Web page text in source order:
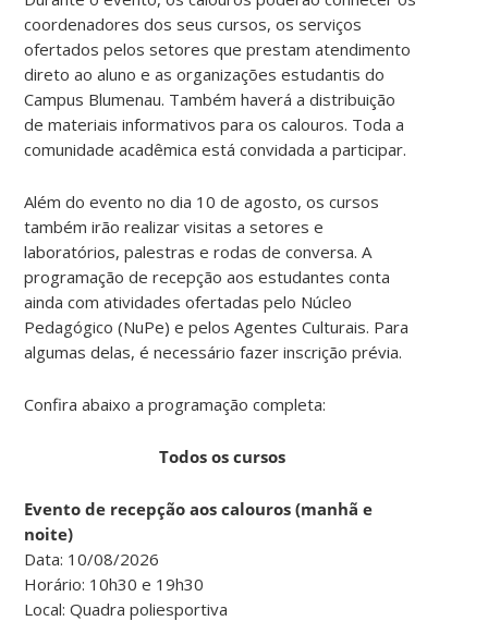
coordenadores dos seus cursos, os serviços
ofertados pelos setores que prestam atendimento
direto ao aluno e as organizações estudantis do
Campus Blumenau. Também haverá a distribuição
de materiais informativos para os calouros. Toda a
comunidade acadêmica está convidada a participar.
Além do evento no dia 10 de agosto, os cursos
também irão realizar visitas a setores e
laboratórios, palestras e rodas de conversa. A
programação de recepção aos estudantes conta
ainda com atividades ofertadas pelo Núcleo
Pedagógico (NuPe) e pelos Agentes Culturais. Para
algumas delas, é necessário fazer inscrição prévia.
Confira abaixo a programação completa:
Todos os cursos
Evento de recepção aos calouros (manhã e
noite)
Data: 10/08/2026
Horário: 10h30 e 19h30
Local: Quadra poliesportiva